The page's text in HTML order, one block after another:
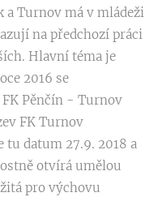
a Turnov má v mládeži
na předchozí práci
Hlavní téma je
2016 se
Pěnčín - Turnov
FK Turnov
datum 27.9. 2018 a
otvírá umělou
pro výchovu